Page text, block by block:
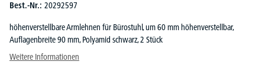
Best.-Nr.: 20292597
höhenverstellbare Armlehnen für Bürostuhl, um 60 mm höhenverstellbar,
Auflagenbreite 90 mm, Polyamid schwarz, 2 Stück
Weitere Informationen